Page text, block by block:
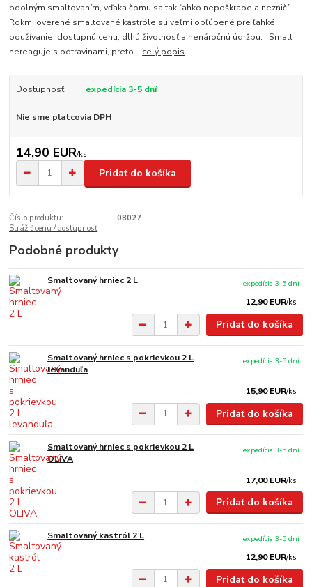
odolným smaltovaním, vďaka čomu sa tak ľahko nepoškrabe a nezničí.
Rokmi overené smaltované kastróle sú veľmi obľúbené pre ľahké
používanie, dostupnú cenu, dlhú životnosť a nenáročnú údržbu. Smalt
nereaguje s potravinami, preto... celý popis
Dostupnosť expedícia 3-5 dní
Nie sme platcovia DPH
14,90 EUR/ks
Pridať do košíka
Číslo produktu:
08027
Strážiť cenu / dostupnosť
Podobné produkty
Smaltovaný hrniec 2 L
12,90 EUR/ks
expedícia 3-5 dní
Pridať do košíka
Smaltovaný hrniec s pokrievkou 2 L
levanduľa
15,90 EUR/ks
expedícia 3-5 dní
Pridať do košíka
Smaltovaný hrniec s pokrievkou 2 L
OLIVA
17,00 EUR/ks
expedícia 3-5 dní
Pridať do košíka
Smaltovaný kastról 2 L
12,90 EUR/ks
expedícia 3-5 dní
Pridať do košíka